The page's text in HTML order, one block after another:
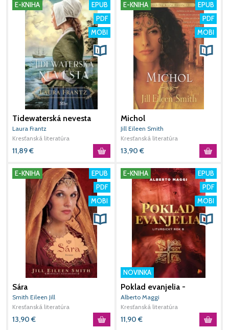
E-KNIHA
EPUB
PDF
MOBI
Tidewaterská nevesta
Laura Frantz
Kresťanská literatúra
11,89€
E-KNIHA
EPUB
PDF
MOBI
Michol
Jill Eileen Smith
Kresťanská literatúra
13,90 €
E-KNIHA
EPUB
PDF
MOBI
Sára
Smith Eileen Jill
Kresťanská literatúra
13,90 €
NOVINKA
E-KNIHA
EPUB
PDF
MOBI
Poklad evanjelia -
Liturgický rok B
Alberto Maggi
Kresťanská literatúra
11,90 €